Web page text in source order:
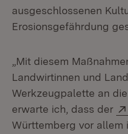
ausgeschlossenen
Erosionsgefährdung
„Mit diesem
Landwirtinnen und
Werkzeugpalette an
erwarte ich, dass der
Württemberg vor allem